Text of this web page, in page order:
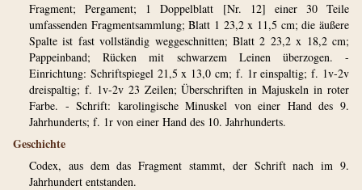
Fragment; Pergament; 1 Doppelblatt [Nr. 12] einer 30 Teile
umfassenden Fragmentsammlung; Blatt 1 23,2 x 11,5 cm; die äußere
Spalte ist fast vollständig weggeschnitten; Blatt 2 23,2 x 18,2 cm;
Pappeinband; Rücken mit schwarzem Leinen überzogen. -
Einrichtung: Schriftspiegel 21,5 x 13,0 cm; f. 1r einspaltig; f. 1v-2v
dreispaltig; f. 1v-2v 23 Zeilen; Überschriften in Majuskeln in roter
Farbe. - Schrift: karolingische Minuskel von einer Hand des 9.
Jahrhunderts; f. 1r von einer Hand des 10. Jahrhunderts.
Geschichte
Codex, aus dem das Fragment stammt, der Schrift nach im 9.
Jahrhundert entstanden.